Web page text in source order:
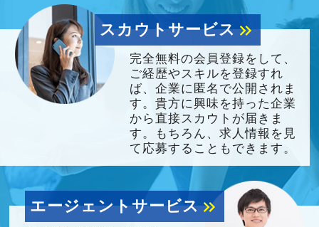
スカウトサービスkeyboard_double_arrow_right
完全無料の会員登録をして、
ご経歴やスキルを登録すれ
ば、企業に匿名で公開されま
す。貴方に興味を持った企業
から直接スカウトが届きま
す。もちろん、求人情報を見
て応募することもできます。
エージェントサービスkeyboard_double_arrow_right